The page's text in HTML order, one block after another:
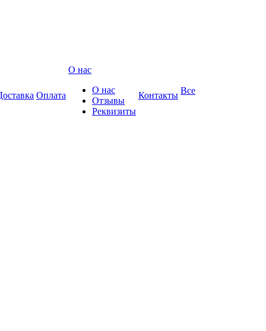
Оплата
О нас
О нас
Отзывы
Реквизиты
Контакты Все